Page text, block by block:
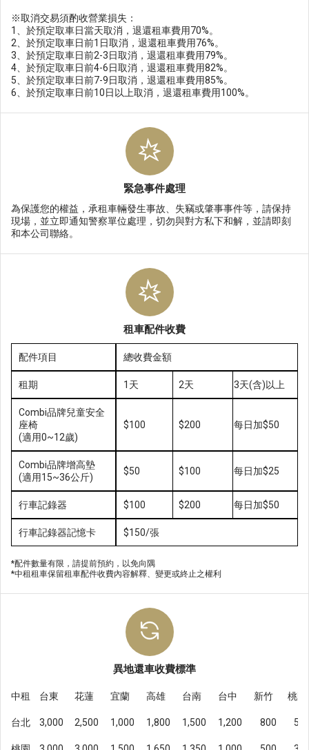
※取消交易須酌收營業損失：
1、於預定取車日當天取消，退還租車費用70%。
2、於預定取車日前1日取消，退還租車費用76%。
3、於預定取車日前2-3日取消，退還租車費用79%。
4、於預定取車日前4-6日取消，退還租車費用82%。
5、於預定取車日前7-9日取消，退還租車費用85%。
6、於預定取車日前10日以上取消，退還租車費用100%。
緊急事件處理
為保護您的權益，承租車輛發生事故、失竊或肇事事件等，請保持
現場，並立即通知警察單位處理，切勿與對方私下和解，並請即刻
和本公司聯絡。
租車配件收費
配件項目 總收費金額
租期 1天 2天 3天(含)以上
Combi品牌兒童安全
座椅
(適用0~12歲)
$100 $200 每日加$50
Combi品牌增高墊
(適用15~36公斤)
$50 $100 每日加$25
行車記錄器 $100 $200 每日加$50
行車記錄器記憶卡 $150/張
*配件數量有限，請提前預約，以免向隅
*中租租車保留租車配件收費內容解釋、變更或終止之權利
異地還車收費標準
中租 台東 花蓮 宜蘭 高雄 台南 台中 新竹 桃園
台北 3,000 2,500 1,000 1,800 1,500 1,200 800